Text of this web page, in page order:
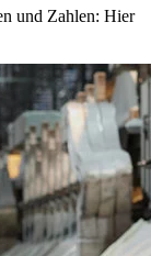
und Zahlen: Hier